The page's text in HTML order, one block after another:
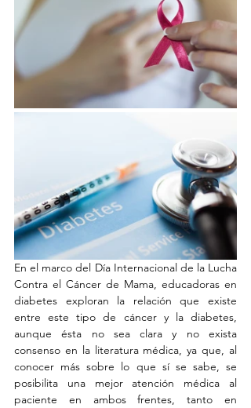
En el marco del Día Internacional de la Lucha
Contra el Cáncer de Mama, educadoras en
diabetes exploran la relación que existe
entre este tipo de cáncer y la diabetes,
aunque ésta no sea clara y no exista
consenso en la literatura médica, ya que, al
conocer más sobre lo que sí se sabe, se
posibilita una mejor atención médica al
paciente en ambos frentes, tanto en